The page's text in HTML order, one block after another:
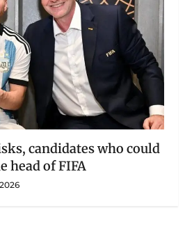
candidates who could
head of FIFA